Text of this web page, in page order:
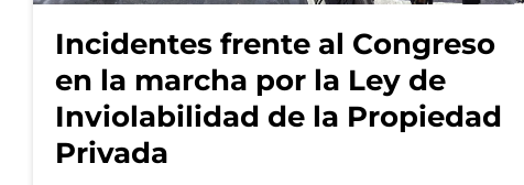
Incidentes frente al Congreso
en la marcha por la Ley de
Inviolabilidad de la Propiedad
Privada